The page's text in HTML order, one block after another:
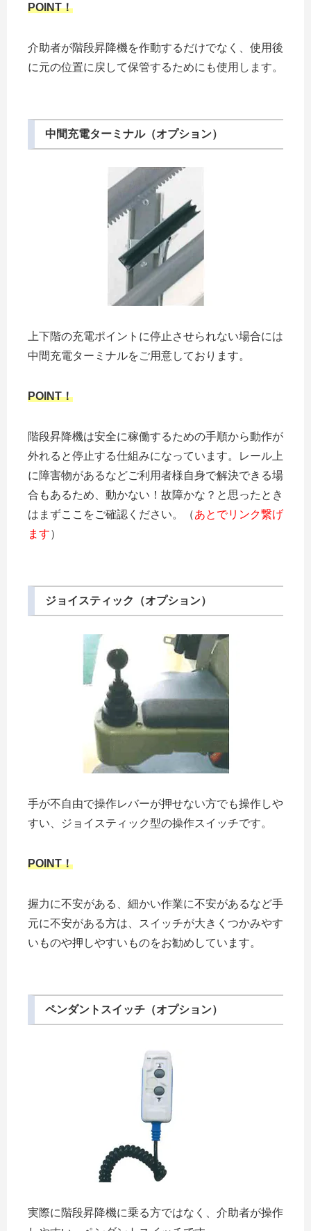
POINT！
介助者が階段昇降機を作動するだけでなく、使用後
に元の位置に戻して保管するためにも使用します。
中間充電ターミナル（オプション）
上下階の充電ポイントに停止させられない場合には
中間充電ターミナルをご用意しております。
POINT！
階段昇降機は安全に稼働するための手順から動作が
外れると停止する仕組みになっています。レール上
に障害物があるなどご利用者様自身で解決できる場
合もあるため、動かない！故障かな？と思ったとき
はまずここをご確認ください。（あとでリンク繋げ
ます）
ジョイスティック（オプション）
手が不自由で操作レバーが押せない方でも操作しや
すい、ジョイスティック型の操作スイッチです。
POINT！
握力に不安がある、細かい作業に不安があるなど手
元に不安がある方は、スイッチが大きくつかみやす
いものや押しやすいものをお勧めしています。
ペンダントスイッチ（オプション）
実際に階段昇降機に乗る方ではなく、介助者が操作